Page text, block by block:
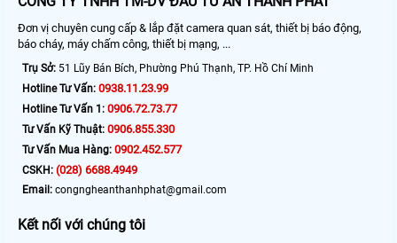
Đơn vị chuyên cung cấp & lắp đặt camera quan sát, thiết bị báo động,
báo cháy, máy chấm công, thiết bị mạng, ...
Trụ Sở: 51 Lũy Bán Bích, Phường Phú Thạnh, TP. Hồ Chí Minh
Hotline Tư Vấn: 0938.11.23.99
Hotline Tư Vấn 1: 0906.72.73.77
Tư Vấn Kỹ Thuật: 0906.855.330
Tư Vấn Mua Hàng: 0902.452.577
CSKH: (028) 6688.4949
Email: congngheanthanhphat@gmail.com
Kết nối với chúng tôi